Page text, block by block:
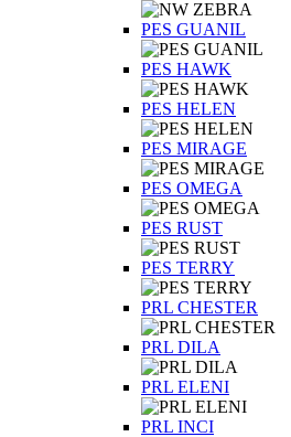
PES GUANIL
PES HAWK
PES HELEN
PES MIRAGE
PES OMEGA
PES RUST
PES TERRY
PRL CHESTER
PRL DILA
PRL ELENI
PRL INCI